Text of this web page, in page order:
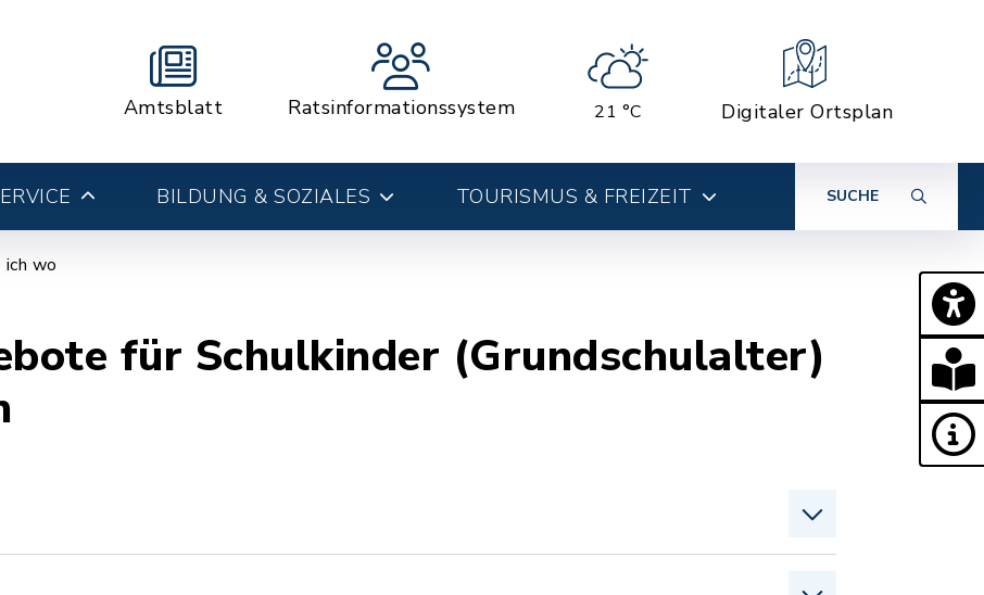
Amtsblatt Ratsinformationssystem 21 °C Digitaler Ortsplan
BILDUNG & SOZIALES TOURISMUS & FREIZEIT SUCHE
wo
für Schulkinder (Grundschulalter)